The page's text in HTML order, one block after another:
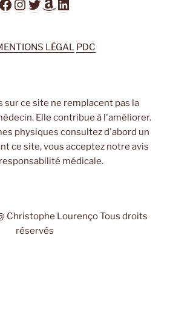
Facebook
Instagram
Twitter
Amazon
LinkedIn
LÉGAL PDC
sur ce site ne remplacent pas la
Elle contribue à l'améliorer.
physiques consultez d'abord un
ce site, vous acceptez notre avis
médicale.
Christophe Lourenço Tous droits
réservés